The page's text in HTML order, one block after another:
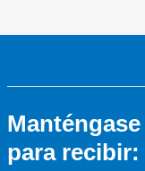
para recibir: